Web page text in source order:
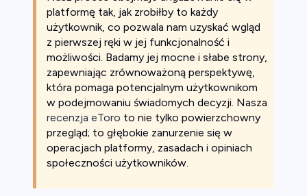
platformę tak, jak zrobiłby to każdy
użytkownik, co pozwala nam uzyskać wgląd
z pierwszej ręki w jej funkcjonalność i
możliwości. Badamy jej mocne i słabe strony,
zapewniając zrównoważoną perspektywę,
która pomaga potencjalnym użytkownikom
w podejmowaniu świadomych decyzji. Nasza
recenzja eToro to nie tylko powierzchowny
przegląd; to głębokie zanurzenie się w
operacjach platformy, zasadach i opiniach
społeczności użytkowników.